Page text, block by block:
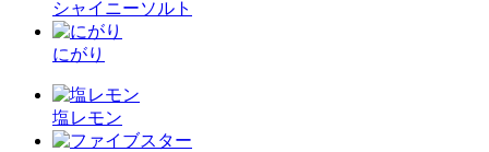
シャイニーソルト
にがり
塩レモン